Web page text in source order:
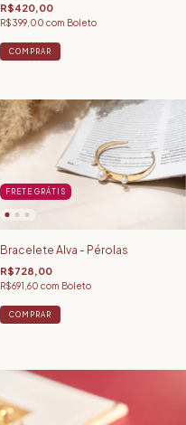
R$420,00
R$399,00 com Boleto
FRETE GRÁTIS
Bracelete Alva - Pérolas
R$728,00
R$691,60 com Boleto